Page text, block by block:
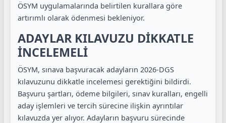
ÖSYM uygulamalarında belirtilen kurallara göre
artırımlı olarak ödenmesi bekleniyor.
ADAYLAR KILAVUZU DİKKATLE
İNCELEMELİ
ÖSYM, sınava başvuracak adayların 2026-DGS
kılavuzunu dikkatle incelemesi gerektiğini bildirdi.
Başvuru şartları, ödeme bilgileri, sınav kuralları, engelli
aday işlemleri ve tercih sürecine ilişkin ayrıntılar
kılavuzda yer alıyor. Adayların başvuru sürecinde